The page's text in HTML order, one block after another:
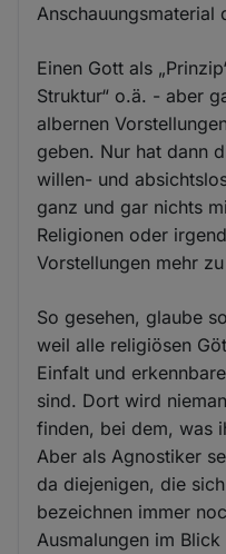
Anschauungsmaterial
Einen Gott als
Struktur“ o.ä. - aber
albernen
geben. Nur hat dann
willen- und
ganz und gar nichts
Religionen oder
Vorstellungen mehr
So gesehen, glaube
weil alle religiösen
Einfalt und
sind. Dort wird
finden, bei dem, was
Aber als Agnostiker
da diejenigen, die
bezeichnen immer
Ausmalungen im